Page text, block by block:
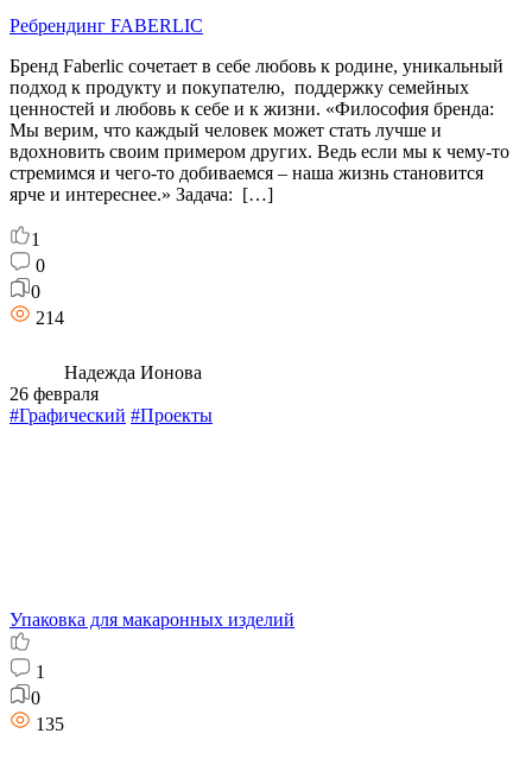
Ребрендинг FABERLIC
Бренд Faberlic сочетает в себе любовь к родине, уникальный
подход к продукту и покупателю, поддержку семейных
ценностей и любовь к себе и к жизни. «Философия бренда:
Мы верим, что каждый человек может стать лучше и
вдохновить своим примером других. Ведь если мы к чему-то
стремимся и чего-то добиваемся – наша жизнь становится
ярче и интереснее.» Задача: […]
1
0
0
214
Надежда Ионова
26 февраля
#Графический #Проекты
Упаковка для макаронных изделий
1
0
135